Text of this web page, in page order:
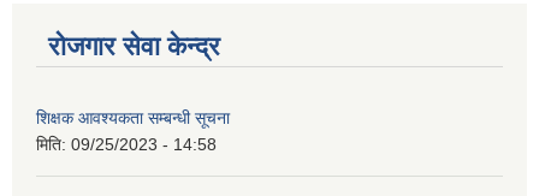
रोजगार सेवा केन्द्र
शिक्षक आवश्यकता सम्बन्धी सूचना
मिति: 09/25/2023 - 14:58